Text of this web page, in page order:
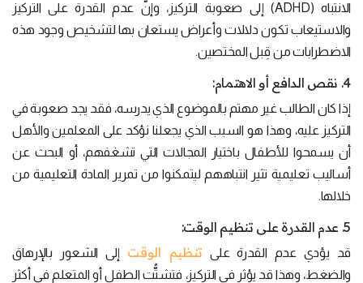
الانتباه (ADHD) إلى صعوبة التركيز، وإنَّ عدم القدرة على التركيز
والاستيعاب تكون دلالات وأعراض يستعان بها لتشخيص وجود هذه
الاضطرابات من قِبل المختصين.
4. نقص الدافع أو الاهتمام:
إذا كان الطالب غير مهتم بالموضوع الذي يدرسه، فقد يجد صعوبة في
التركيز عليه، وهذا هو السبب الذي يجعلنا نؤكد على المعلمين والأهل
أن يسمحوا للأطفال باختيار المجالات التي تشغفهم، أو البحث عن
أساليب تعليمية تثير انتباههم ليتمكنوا من تمرير المادة التعليمية من
خلالها.
5. عدم القدرة على تنظيم الوقت:
قد يؤدي عدم القدرة على تنظيم الوقت إلى الشعور بالإرهاق
والضغط، وهذا قد يؤثر في التركيز، فتشتُّت الطفل أو المتعلم في أكثر